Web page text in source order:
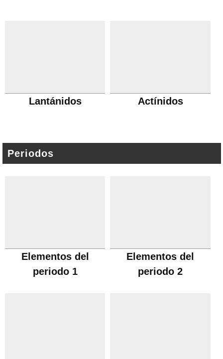
Lantánidos Actínidos
Periodos
Elementos del
periodo 1
Elementos del
periodo 2